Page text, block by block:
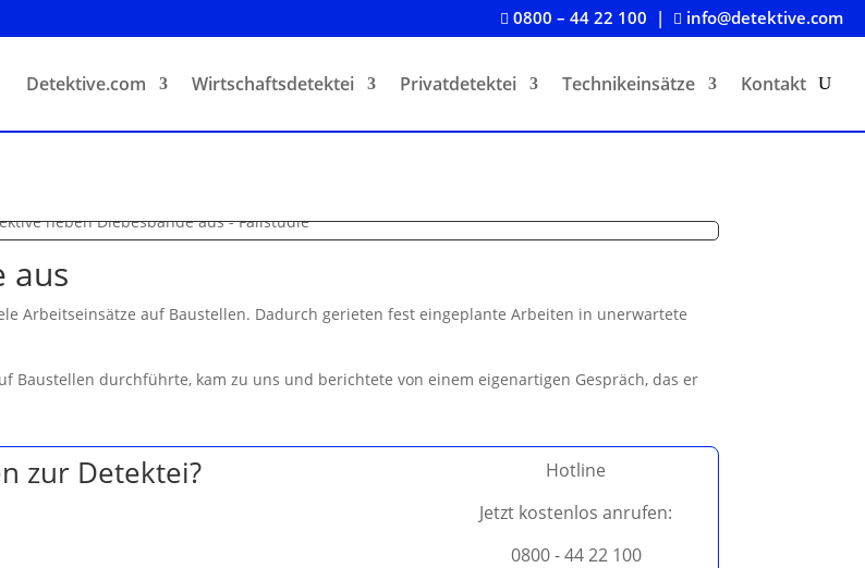
 0800 – 44 22 100 |  info@detektive.com
Detektive.com Wirtschaftsdetektei Privatdetektei Technikeinsätze Kontakt
aus
Arbeitseinsätze auf Baustellen. Dadurch gerieten fest eingeplante Arbeiten in unerwartete
Baustellen durchführte, kam zu uns und berichtete von einem eigenartigen Gespräch, das er
zur Detektei?
Hotline
Jetzt kostenlos anrufen:
0800 - 44 22 100